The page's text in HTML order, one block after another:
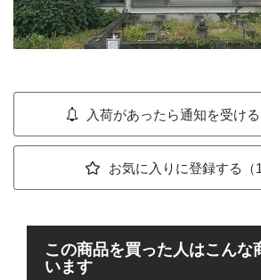
入荷があったら通知を受ける
お気に入りに登録する（
この商品を買った人はこんな
います